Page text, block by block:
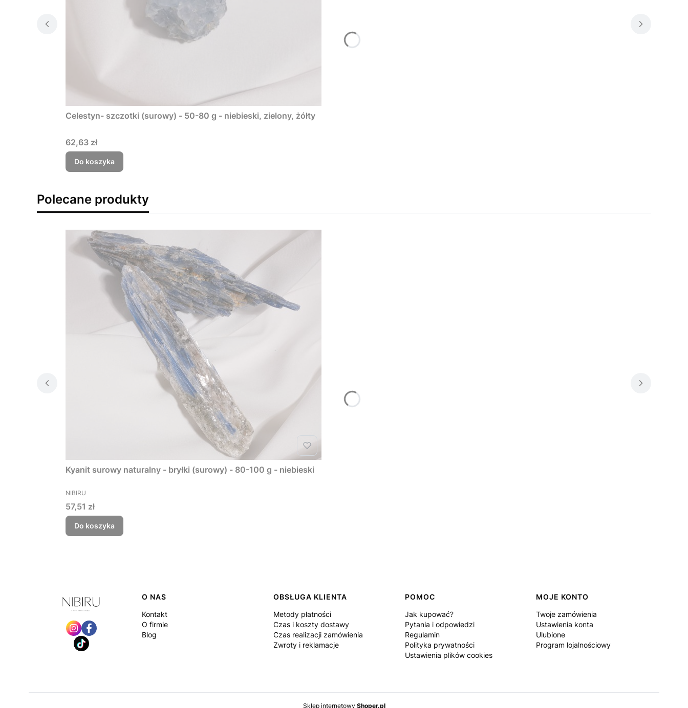
Celestyn- szczotki (surowy) - 50-80 g - niebieski, zielony, żółty
Cena
62,63 zł
Do koszyka
Polecane produkty
Kyanit surowy naturalny - bryłki (surowy) - 80-100 g - niebieski
PRODUCENT
NIBIRU
Cena
57,51 zł
Do koszyka
Linki w stopce
O NAS
Kontakt
O firmie
Blog
OBSŁUGA KLIENTA
Metody płatności
Czas i koszty dostawy
Czas realizacji zamówienia
Zwroty i reklamacje
POMOC
Jak kupować?
Pytania i odpowiedzi
Regulamin
Polityka prywatności
Ustawienia plików cookies
MOJE KONTO
Twoje zamówienia
Ustawienia konta
Ulubione
Program lojalnościowy
Sklep internetowy Shoper.pl